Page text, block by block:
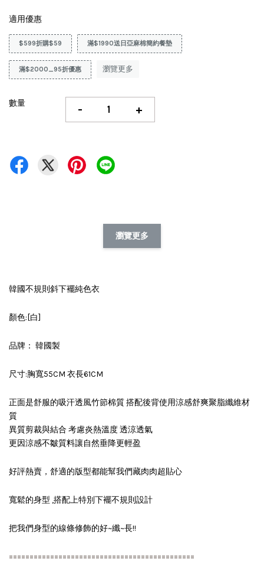
適用優惠
$599折購$59 滿$1990送日亞麻棉簡約餐墊
滿$2000_95折優惠 瀏覽更多
數量 - +
瀏覽更多
韓國不規則斜下襬純色衣
顏色:[白]
品牌： 韓國製
尺寸:胸寬55CM 衣長61CM
正面是舒服的吸汗透風竹節棉質 搭配後背使用涼感舒爽聚脂纖維材
質
異質剪裁與結合 考慮炎熱溫度 透涼透氣
更因涼感不皺質料讓自然垂降更輕盈
好評熱賣，舒適的版型都能幫我們藏肉肉超貼心
寬鬆的身型 ,搭配上特別下襬不規則設計
把我們身型的線條修飾的好~纖~長!!
=============================================